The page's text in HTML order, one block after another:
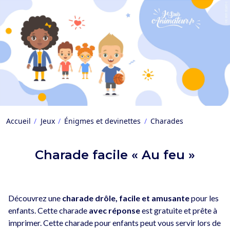
Accueil Jeux Énigmes et devinettes Charades
Charade facile « Au feu »
Découvrez une charade drôle, facile et amusantepour les
enfants. Cette charade avec réponseest gratuite et prête à
imprimer. Cette charade pour enfants peut vous servir lors de